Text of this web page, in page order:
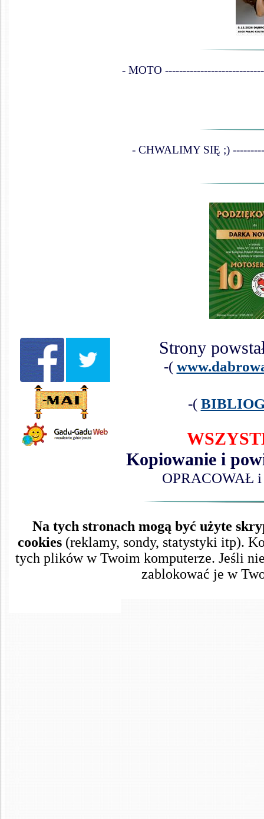
- MOTO
- CHWALIMY SIĘ ;)
Strony
-(
-(
Kopiowanie i
OPRACOWAŁ i
Na tych stronach mogą być użyte
cookies (reklamy, sondy, statystyki itp).
tych plików w Twoim komputerze. Jeśli
zablokować je w